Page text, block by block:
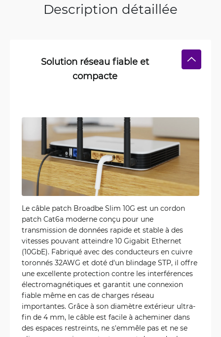
Description détaillée
Solution réseau fiable et
compacte
Le câble patch Broadbe Slim 10G est un cordon
patch Cat6a moderne conçu pour une
transmission de données rapide et stable à des
vitesses pouvant atteindre 10 Gigabit Ethernet
(10GbE). Fabriqué avec des conducteurs en cuivre
toronnés 32AWG et doté d'un blindage STP, il offre
une excellente protection contre les interférences
électromagnétiques et garantit une connexion
fiable même en cas de charges réseau
importantes. Grâce à son diamètre extérieur ultra-
fin de 4 mm, le câble est facile à acheminer dans
des espaces restreints, ne s'emmêle pas et ne se